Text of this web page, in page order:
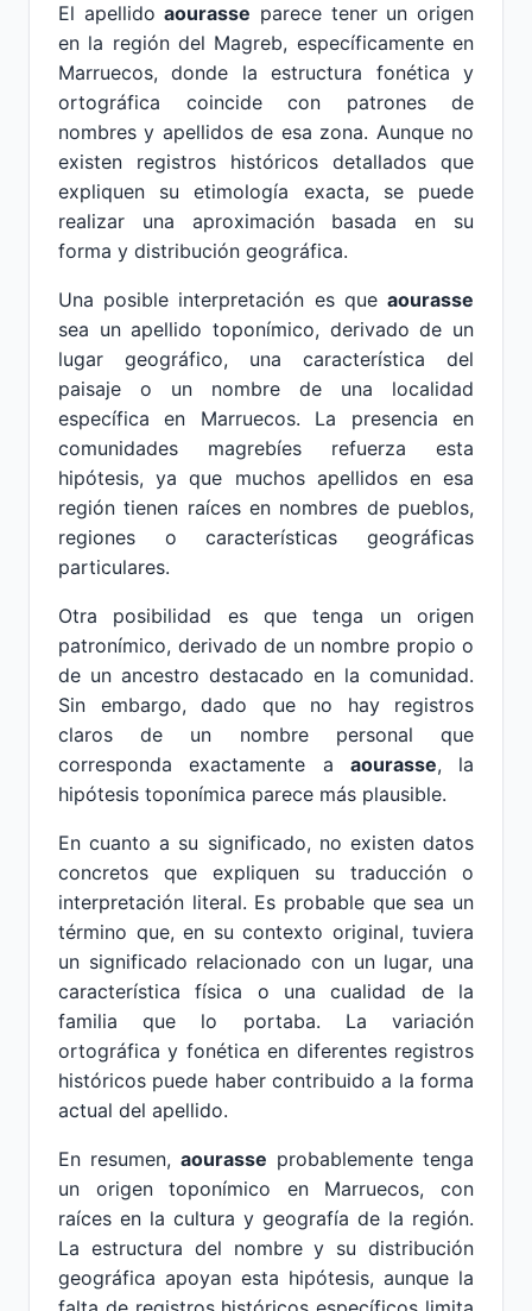
El apellidoaourasse parece tener un origen
en la región del Magreb, específicamente en
Marruecos, donde la estructura fonética y
ortográfica coincide con patrones de
nombres y apellidos de esa zona. Aunque no
existen registros históricos detallados que
expliquen su etimología exacta, se puede
realizar una aproximación basada en su
forma y distribución geográfica.
Una posible interpretación es que aourasse
sea un apellido toponímico, derivado de un
lugar geográfico, una característica del
paisaje o un nombre de una localidad
específica en Marruecos. La presencia en
comunidades magrebíes refuerza esta
hipótesis, ya que muchos apellidos en esa
región tienen raíces en nombres de pueblos,
regiones o características geográficas
particulares.
Otra posibilidad es que tenga un origen
patronímico, derivado de un nombre propio o
de un ancestro destacado en la comunidad.
Sin embargo, dado que no hay registros
claros de un nombre personal que
corresponda exactamente a aourasse, la
hipótesis toponímica parece más plausible.
En cuanto a su significado, no existen datos
concretos que expliquen su traducción o
interpretación literal. Es probable que sea un
término que, en su contexto original, tuviera
un significado relacionado con un lugar, una
característica física o una cualidad de la
familia que lo portaba. La variación
ortográfica y fonética en diferentes registros
históricos puede haber contribuido a la forma
actual del apellido.
En resumen, aourasse probablemente tenga
un origen toponímico en Marruecos, con
raíces en la cultura y geografía de la región.
La estructura del nombre y su distribución
geográfica apoyan esta hipótesis, aunque la